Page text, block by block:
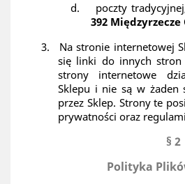
d.
poczty
392 Międzyrzecze
3.
Na stronie internetowej
się linki do innych stron
strony internetowe
Sklepu i nie są w żaden
przez Sklep. Strony te
prywatności oraz
§ 2
Polityka